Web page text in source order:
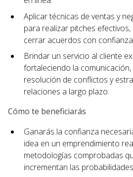
Aplicar técnicas de ventas y
para realizar pitches
cerrar acuerdos con
Brindar un servicio al cliente
fortaleciendo la comunicación,
resolución de conflictos y
relaciones a largo plazo.
Cómo te beneficiarás
Ganarás la confianza
idea en un emprendimiento
metodologías comprobadas
incrementan las